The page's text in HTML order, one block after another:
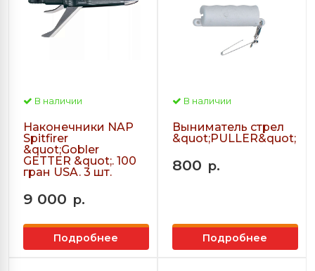
В наличии
Наконечники NAP
Spitfirer
&quot;Gobler
GETTER &quot;. 100
гран USA. 3 шт.
9 000 р.
Подробнее
В наличии
Выниматель стрел
&quot;PULLER&quot;
800 р.
Подробнее